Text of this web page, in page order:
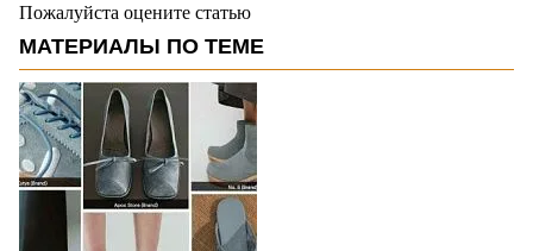
Пожалуйста оцените статью
МАТЕРИАЛЫ ПО ТЕМЕ